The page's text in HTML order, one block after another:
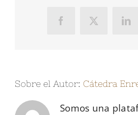
FacebookX
Sobre el Autor: Cátedra
Somos una